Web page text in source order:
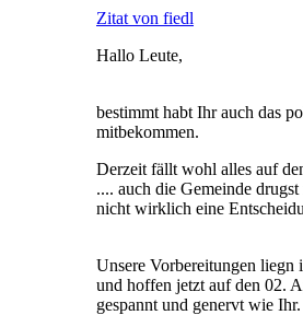
Zitat von fiedl
Hallo Leute,
bestimmt habt Ihr auch das
mitbekommen.
Derzeit fällt wohl alles auf
.... auch die Gemeinde
nicht wirklich eine
Unsere Vorbereitungen liegn
und hoffen jetzt auf den 02.
gespannt und genervt wie Ihr.